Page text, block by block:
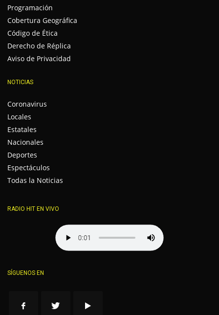
Programación
Cobertura Geográfica
Código de Ética
Derecho de Réplica
Aviso de Privacidad
NOTICIAS
Coronavirus
Locales
Estatales
Nacionales
Deportes
Espectáculos
Todas la Noticias
RADIO HIT EN VIVO
SÍGUENOS EN